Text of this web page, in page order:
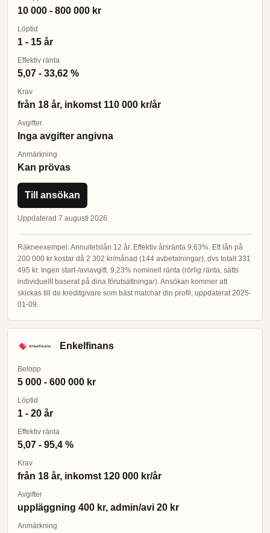
10 000 - 800 000 kr
Löptid
1 - 15 år
Effektiv ränta
5,07 - 33,62 %
Krav
från 18 år, inkomst 110 000 kr/år
Avgifter
Inga avgifter angivna
Anmärkning
Kan prövas
Till ansökan
Uppdaterad 7 augusti 2026
Räkneexempel: Annuitetslån 12 år. Effektiv årsränta 9,63%. Ett lån på
200 000 kr kostar då 2 302 kr/månad (144 avbetalningar), dvs totalt 331
495 kr. Ingen start-/aviavgift. 9,23% nominell ränta (rörlig ränta, sätts
individuellt baserat på dina förutsättningar). Ansökan kommer att
skickas till de kreditgivare som bäst matchar din profil, uppdaterat 2025-
01-09.
Enkelfinans
Belopp
5 000 - 600 000 kr
Löptid
1 - 20 år
Effektiv ränta
5,07 - 95,4 %
Krav
från 18 år, inkomst 120 000 kr/år
Avgifter
uppläggning 400 kr, admin/avi 20 kr
Anmärkning